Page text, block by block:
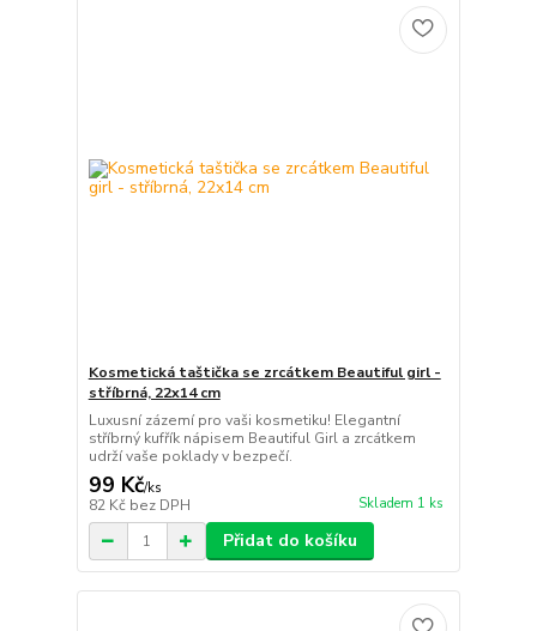
Kosmetická taštička se zrcátkem Beautiful girl -
stříbrná, 22x14 cm
Luxusní zázemí pro vaši kosmetiku! Elegantní
stříbrný kufřík nápisem Beautiful Girl a zrcátkem
udrží vaše poklady v bezpečí.
99 Kč/ks
82 Kč bez DPH Skladem 1 ks
Přidat do košíku